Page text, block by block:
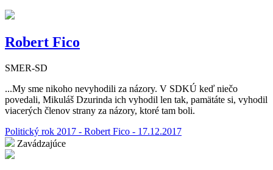
Robert Fico
SMER-SD
...My sme nikoho nevyhodili za názory. V SDKÚ keď niečo
povedali, Mikuláš Dzurinda ich vyhodil len tak, pamätáte si, vyhodil
viacerých členov strany za názory, ktoré tam boli.
Politický rok 2017 - Robert Fico - 17.12.2017
Zavádzajúce